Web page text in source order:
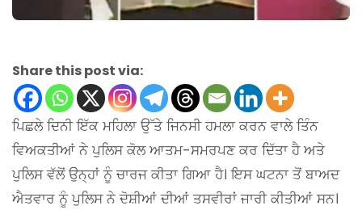
Share this post via:
ਪਿਛਲੇ ਦਿਨੀ ਇੱਕ ਮਹਿਲਾ ਉੱਤੇ ਜਿਨਸੀ ਹਮਲਾ ਕਰਨ ਵਾਲੇ ਤਿੰਨ
ਵਿਅਕਤੀਆਂ ਨੇ ਪੁਲਿਸ ਕੋਲ ਆਤਮ-ਸਮਰਪਣ ਕਰ ਦਿੱਤਾ ਹੈ ਅਤੇ
ਪੁਲਿਸ ਵੱਲੋਂ ਉਨ੍ਹਾਂ ਨੂੰ ਚਾਰਜ ਕੀਤਾ ਗਿਆ ਹੈ। ਇਸ ਘਟਨਾ ਤੋਂ ਬਾਅਦ
ਐਤਵਾਰ ਨੂੰ ਪੁਲਿਸ ਨੇ ਦੋਸ਼ੀਆਂ ਦੀਆਂ ਤਸਵੀਰਾਂ ਜਾਰੀ ਕੀਤੀਆਂ ਸਨ।